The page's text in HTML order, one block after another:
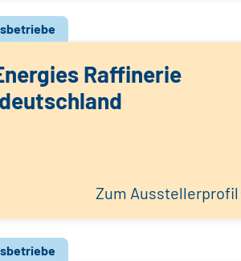
Raffinerie
Zum Ausstellerprofil